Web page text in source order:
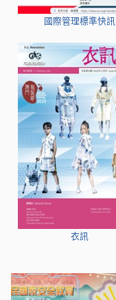
國際管理標準快訊
衣訊